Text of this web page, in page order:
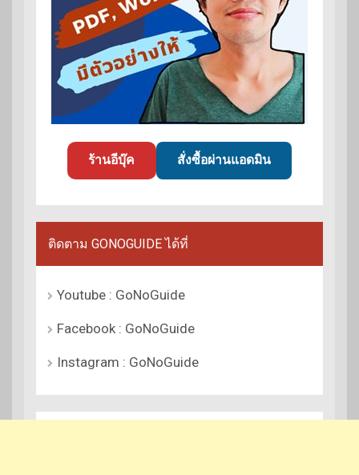
ร้านอีบุ๊ค สั่งซื้อผ่านแอดมิน
ติดตาม GONOGUIDE ได้ที่
Youtube : GoNoGuide
Facebook : GoNoGuide
Instagram : GoNoGuide